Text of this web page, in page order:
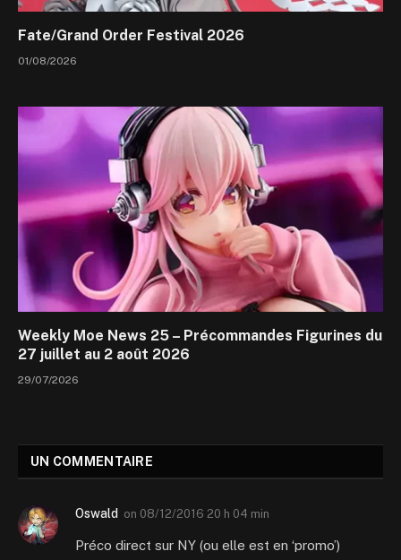
Fate/Grand Order Festival 2026
01/08/2026
Weekly Moe News 25 – Précommandes Figurines du
27 juillet au 2 août 2026
29/07/2026
UN COMMENTAIRE
Oswald on 08/12/2016 20 h 04 min
Préco direct sur NY (ou elle est en ‘promo’)